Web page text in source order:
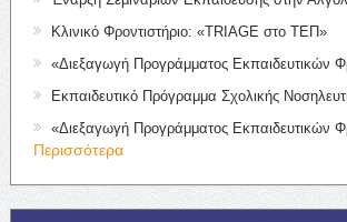
Κλινικό Φροντιστήριο: «TRIAGE στο ΤΕΠ»
«Διεξαγωγή Προγράμματος Εκπαιδευτικών
Εκπαιδευτικό Πρόγραμμα Σχολικής
«Διεξαγωγή Προγράμματος Εκπαιδευτικών
Περισσότερα